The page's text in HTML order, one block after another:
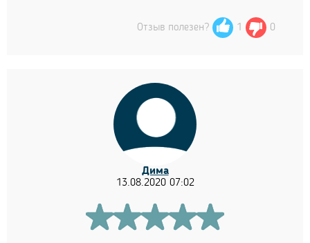
Отзыв полезен? 1 0
Дима
13.08.2020 07:02